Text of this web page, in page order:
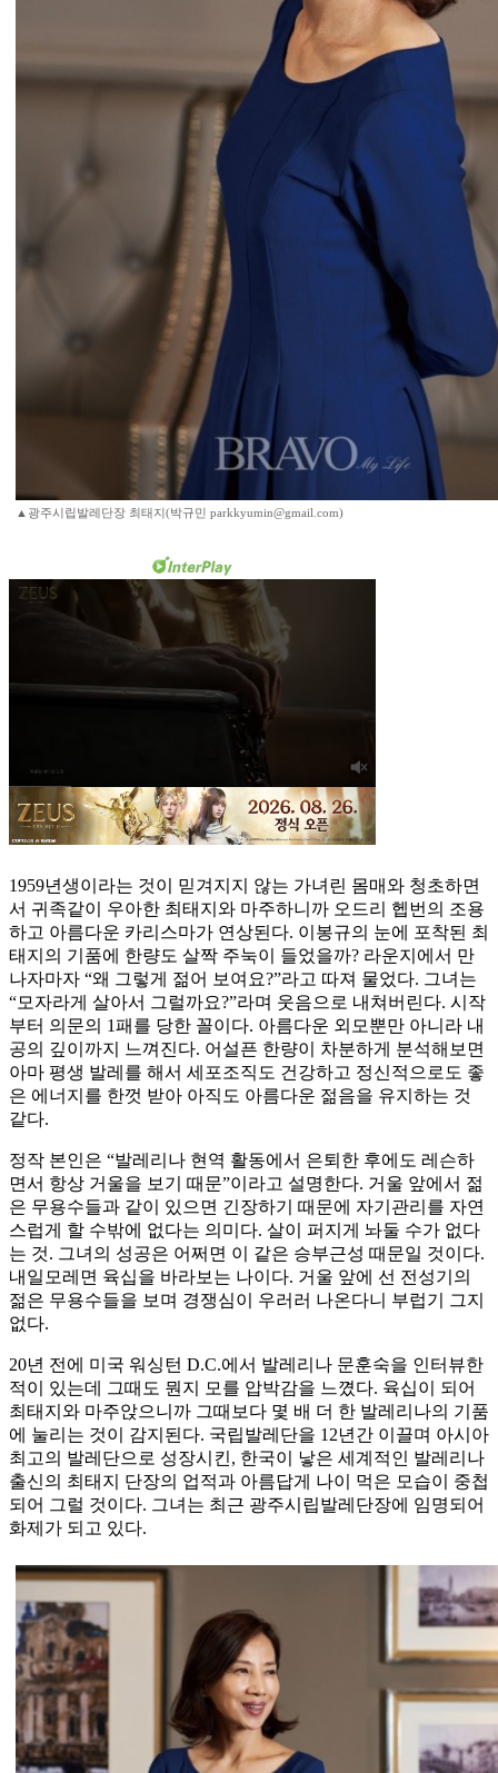
▲광주시립발레단장 최태지(박규민 parkkyumin@gmail.com)
1959년생이라는 것이 믿겨지지 않는 가녀린 몸매와 청초하면
서 귀족같이 우아한 최태지와 마주하니까 오드리 헵번의 조용
하고 아름다운 카리스마가 연상된다. 이봉규의 눈에 포착된 최
태지의 기품에 한량도 살짝 주눅이 들었을까? 라운지에서 만
나자마자 “왜 그렇게 젊어 보여요?”라고 따져 물었다. 그녀는
“모자라게 살아서 그럴까요?”라며 웃음으로 내쳐버린다. 시작
부터 의문의 1패를 당한 꼴이다. 아름다운 외모뿐만 아니라 내
공의 깊이까지 느껴진다. 어설픈 한량이 차분하게 분석해보면
아마 평생 발레를 해서 세포조직도 건강하고 정신적으로도 좋
은 에너지를 한껏 받아 아직도 아름다운 젊음을 유지하는 것
같다.
정작 본인은 “발레리나 현역 활동에서 은퇴한 후에도 레슨하
면서 항상 거울을 보기 때문”이라고 설명한다. 거울 앞에서 젊
은 무용수들과 같이 있으면 긴장하기 때문에 자기관리를 자연
스럽게 할 수밖에 없다는 의미다. 살이 퍼지게 놔둘 수가 없다
는 것. 그녀의 성공은 어쩌면 이 같은 승부근성 때문일 것이다.
내일모레면 육십을 바라보는 나이다. 거울 앞에 선 전성기의
젊은 무용수들을 보며 경쟁심이 우러러 나온다니 부럽기 그지
없다.
20년 전에 미국 워싱턴 D.C.에서 발레리나 문훈숙을 인터뷰한
적이 있는데 그때도 뭔지 모를 압박감을 느꼈다. 육십이 되어
최태지와 마주앉으니까 그때보다 몇 배 더 한 발레리나의 기품
에 눌리는 것이 감지된다. 국립발레단을 12년간 이끌며 아시아
최고의 발레단으로 성장시킨, 한국이 낳은 세계적인 발레리나
출신의 최태지 단장의 업적과 아름답게 나이 먹은 모습이 중첩
되어 그럴 것이다. 그녀는 최근 광주시립발레단장에 임명되어
화제가 되고 있다.